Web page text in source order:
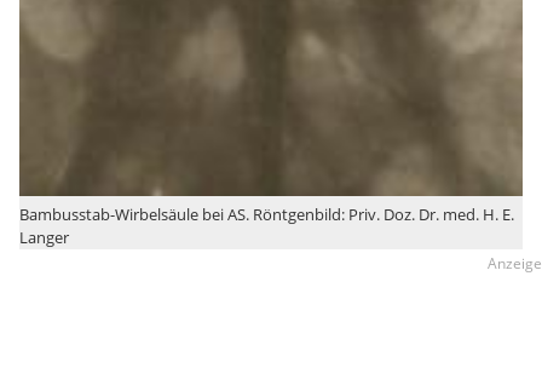
Bambusstab-Wirbelsäule bei AS. Röntgenbild: Priv. Doz. Dr. med. H. E.
Langer